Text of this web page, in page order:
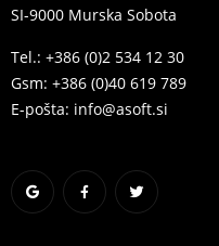
SI-9000 Murska Sobota
Tel.: +386 (0)2 534 12 30
Gsm: +386 (0)40 619 789
E-pošta: info@asoft.si